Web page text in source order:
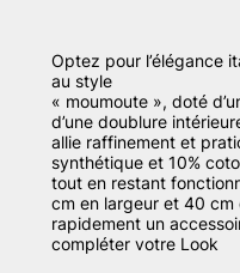
Optez pour l’élégance
au style
« moumoute », doté
d’une doublure
allie raffinement et
synthétique et 10%
tout en restant
cm en largeur et 40 cm
rapidement un
compléter votre Look